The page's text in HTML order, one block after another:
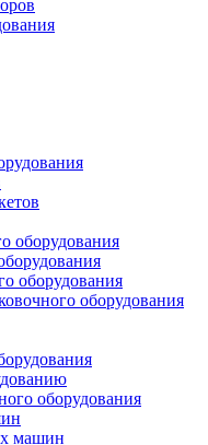
оборудования
оборудования
оборудования
оборудования
машин